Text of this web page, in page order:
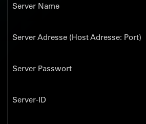
Server Name
Server Adresse (Host Adresse: Port)
Server Passwort
Server-ID